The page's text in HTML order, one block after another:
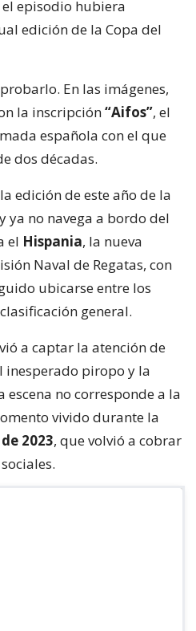
episodio hubiera
edición de la Copa del
En las imágenes,
la inscripción“Aifos”, el
española con el que
dos décadas.
edición de este año de la
ya no navega a bordo del
el Hispania, la nueva
Naval de Regatas, con
ubicarse entre los
general.
a captar la atención de
inesperado piropo y la
escena no corresponde a la
vivido durante la
2023, que volvió a cobrar